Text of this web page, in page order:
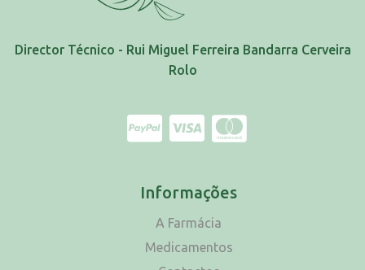
Director Técnico - Rui Miguel Ferreira Bandarra Cerveira
Rolo
Informações
A Farmácia
Medicamentos